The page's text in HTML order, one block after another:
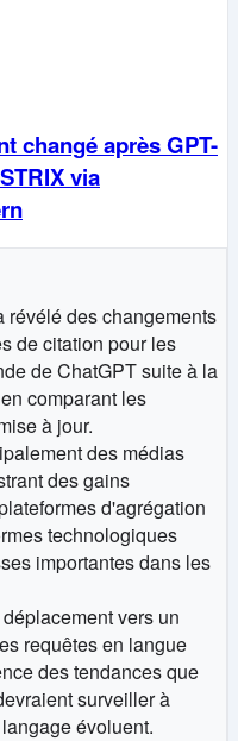
changé après GPT-
via
révélé des changements
de citation pour les
de ChatGPT suite à la
comparant les
à jour.
des médias
des gains
d'agrégation
technologiques
importantes dans les
vers un
requêtes en langue
des tendances que
surveiller à
évoluent.